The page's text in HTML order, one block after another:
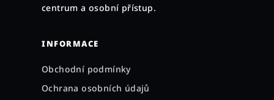
centrum a osobní přístup.
INFORMACE
Obchodní podmínky
Ochrana osobních údajů